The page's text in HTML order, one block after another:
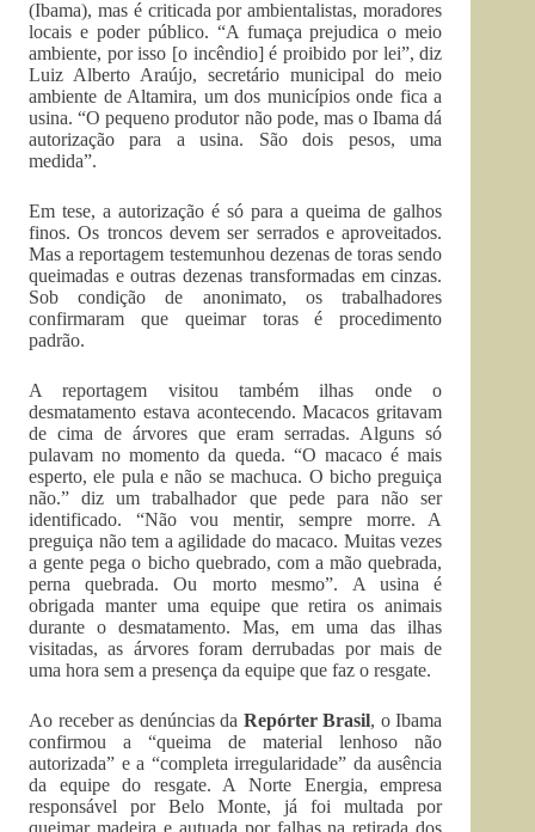
(Ibama), mas é criticada por ambientalistas, moradores
locais e poder público. “A fumaça prejudica o meio
ambiente, por isso [o incêndio] é proibido por lei”, diz
Luiz Alberto Araújo, secretário municipal do meio
ambiente de Altamira, um dos municípios onde fica a
usina. “O pequeno produtor não pode, mas o Ibama dá
autorização para a usina. São dois pesos, uma
medida”.
Em tese, a autorização é só para a queima de galhos
finos. Os troncos devem ser serrados e aproveitados.
Mas a reportagem testemunhou dezenas de toras sendo
queimadas e outras dezenas transformadas em cinzas.
Sob condição de anonimato, os trabalhadores
confirmaram que queimar toras é procedimento
padrão.
A reportagem visitou também ilhas onde o
desmatamento estava acontecendo. Macacos gritavam
de cima de árvores que eram serradas. Alguns só
pulavam no momento da queda. “O macaco é mais
esperto, ele pula e não se machuca. O bicho preguiça
não.” diz um trabalhador que pede para não ser
identificado. “Não vou mentir, sempre morre. A
preguiça não tem a agilidade do macaco. Muitas vezes
a gente pega o bicho quebrado, com a mão quebrada,
perna quebrada. Ou morto mesmo”. A usina é
obrigada manter uma equipe que retira os animais
durante o desmatamento. Mas, em uma das ilhas
visitadas, as árvores foram derrubadas por mais de
uma hora sem a presença da equipe que faz o resgate.
Ao receber as denúncias da Repórter Brasil, o Ibama
confirmou a “queima de material lenhoso não
autorizada” e a “completa irregularidade” da ausência
da equipe do resgate. A Norte Energia, empresa
responsável por Belo Monte, já foi multada por
queimar madeira e autuada por falhas na retirada dos